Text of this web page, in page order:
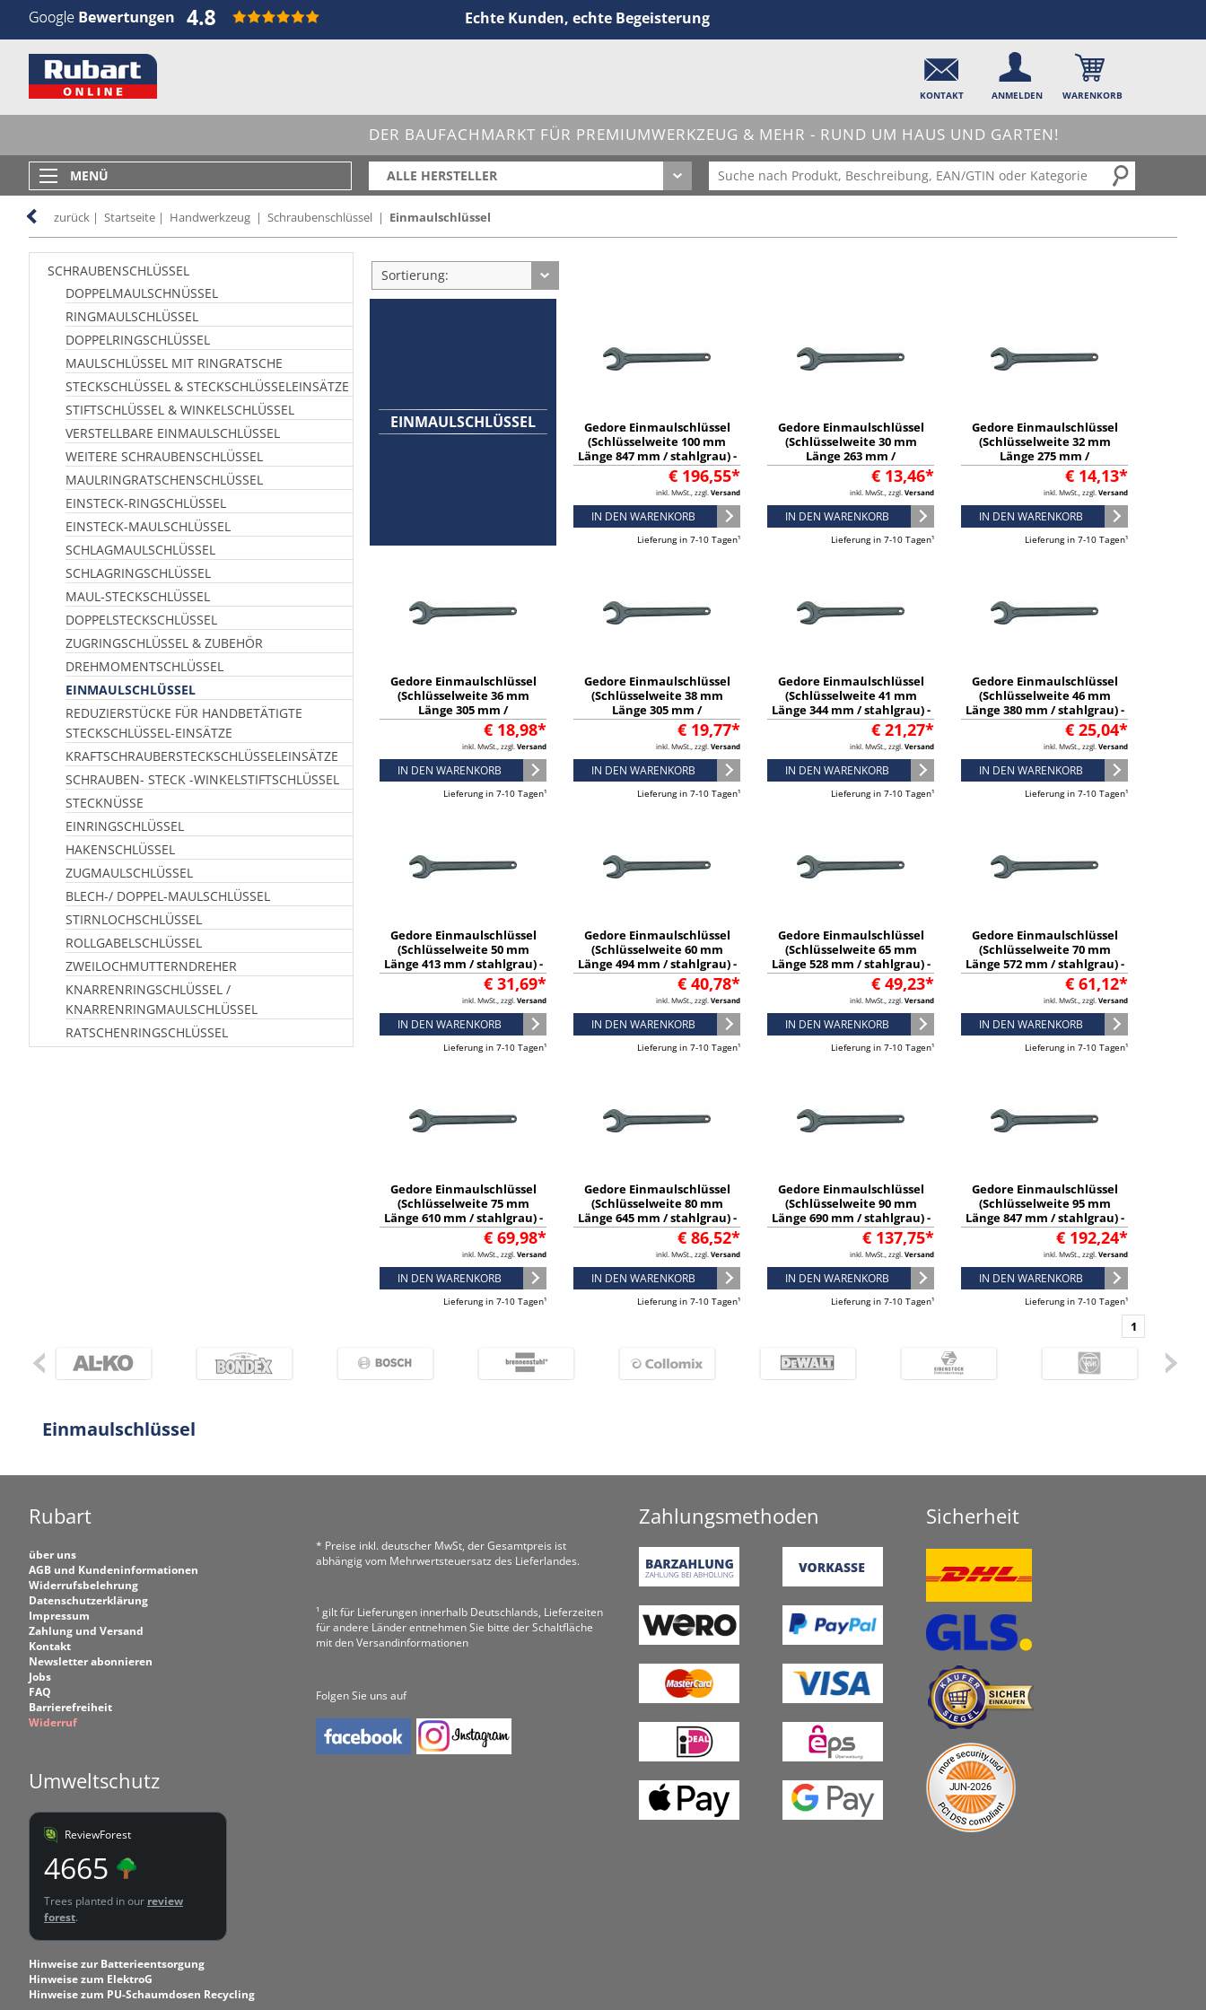
Echte Kunden, echte Begeisterung
KONTAKT ANMELDEN WARENKORB
DER BAUFACHMARKT FÜR PREMIUMWERKZEUG & MEHR - RUND UM HAUS UND GARTEN!
MENÜ ALLE HERSTELLER
zurück | Startseite | Handwerkzeug | Schraubenschlüssel | Einmaulschlüssel
SCHRAUBENSCHLÜSSEL
DOPPELMAULSCHNÜSSEL
RINGMAULSCHLÜSSEL
DOPPELRINGSCHLÜSSEL
MAULSCHLÜSSEL MIT RINGRATSCHE
STECKSCHLÜSSEL & STECKSCHLÜSSEL­EINSÄTZE
STIFTSCHLÜSSEL & WINKELSCHLÜSSEL
VERSTELLBARE EINMAULSCHLÜSSEL
WEITERE SCHRAUBENSCHLÜSSEL
MAULRINGRATSCHENSCHLÜSSEL
EINSTECK-RINGSCHLÜSSEL
EINSTECK-MAULSCHLÜSSEL
SCHLAGMAULSCHLÜSSEL
SCHLAGRINGSCHLÜSSEL
MAUL-STECKSCHLÜSSEL
DOPPELSTECKSCHLÜSSEL
ZUGRINGSCHLÜSSEL & ZUBEHÖR
DREHMOMENTSCHLÜSSEL
EINMAULSCHLÜSSEL
REDUZIERSTÜCKE FÜR HANDBETÄTIGTE
STECKSCHLÜSSEL-EINSÄTZE
KRAFTSCHRAUBERSTECKSCHLÜSSELEINSÄTZE
SCHRAUBEN- STECK -WINKELSTIFTSCHLÜSSEL
STECKNÜSSE
EINRINGSCHLÜSSEL
HAKENSCHLÜSSEL
ZUGMAULSCHLÜSSEL
BLECH-/ DOPPEL-MAULSCHLÜSSEL
STIRNLOCHSCHLÜSSEL
ROLLGABELSCHLÜSSEL
ZWEILOCHMUTTERNDREHER
KNARRENRINGSCHLÜSSEL /
KNARRENRINGMAULSCHLÜSSEL
RATSCHENRINGSCHLÜSSEL
Sortierung:
EINMAULSCHLÜSSEL
Gedore Einmaulschlüssel
(Schlüsselweite 100 mm
Länge 847 mm / stahlgrau) -
6578240€ 196,55*
inkl. MwSt., zzgl. Versand
IN DEN WARENKORB
Lieferung in 7-10 Tagen¹
Gedore Einmaulschlüssel
(Schlüsselweite 30 mm
Länge 263 mm /
phosphatiert) - 6576380
€ 13,46*
inkl. MwSt., zzgl. Versand
IN DEN WARENKORB
Lieferung in 7-10 Tagen¹
Gedore Einmaulschlüssel
(Schlüsselweite 32 mm
Länge 275 mm /
phosphatiert) - 6576540
€ 14,13*
inkl. MwSt., zzgl. Versand
IN DEN WARENKORB
Lieferung in 7-10 Tagen¹
Gedore Einmaulschlüssel
(Schlüsselweite 36 mm
Länge 305 mm /
phosphatiert) - 6576700
€ 18,98*
inkl. MwSt., zzgl. Versand
IN DEN WARENKORB
Lieferung in 7-10 Tagen¹
Gedore Einmaulschlüssel
(Schlüsselweite 38 mm
Länge 305 mm /
phosphatiert) - 6576890
€ 19,77*
inkl. MwSt., zzgl. Versand
IN DEN WARENKORB
Lieferung in 7-10 Tagen¹
Gedore Einmaulschlüssel
(Schlüsselweite 41 mm
Länge 344 mm / stahlgrau) -
6576970€ 21,27*
inkl. MwSt., zzgl. Versand
IN DEN WARENKORB
Lieferung in 7-10 Tagen¹
Gedore Einmaulschlüssel
(Schlüsselweite 46 mm
Länge 380 mm / stahlgrau) -
6577000€ 25,04*
inkl. MwSt., zzgl. Versand
IN DEN WARENKORB
Lieferung in 7-10 Tagen¹
Gedore Einmaulschlüssel
(Schlüsselweite 50 mm
Länge 413 mm / stahlgrau) -
6577190€ 31,69*
inkl. MwSt., zzgl. Versand
IN DEN WARENKORB
Lieferung in 7-10 Tagen¹
Gedore Einmaulschlüssel
(Schlüsselweite 60 mm
Länge 494 mm / stahlgrau) -
6577350€ 40,78*
inkl. MwSt., zzgl. Versand
IN DEN WARENKORB
Lieferung in 7-10 Tagen¹
Gedore Einmaulschlüssel
(Schlüsselweite 65 mm
Länge 528 mm / stahlgrau) -
6577430€ 49,23*
inkl. MwSt., zzgl. Versand
IN DEN WARENKORB
Lieferung in 7-10 Tagen¹
Gedore Einmaulschlüssel
(Schlüsselweite 70 mm
Länge 572 mm / stahlgrau) -
6577510€ 61,12*
inkl. MwSt., zzgl. Versand
IN DEN WARENKORB
Lieferung in 7-10 Tagen¹
Gedore Einmaulschlüssel
(Schlüsselweite 75 mm
Länge 610 mm / stahlgrau) -
6577780€ 69,98*
inkl. MwSt., zzgl. Versand
IN DEN WARENKORB
Lieferung in 7-10 Tagen¹
Gedore Einmaulschlüssel
(Schlüsselweite 80 mm
Länge 645 mm / stahlgrau) -
6577860€ 86,52*
inkl. MwSt., zzgl. Versand
IN DEN WARENKORB
Lieferung in 7-10 Tagen¹
Gedore Einmaulschlüssel
(Schlüsselweite 90 mm
Länge 690 mm / stahlgrau) -
6578080€ 137,75*
inkl. MwSt., zzgl. Versand
IN DEN WARENKORB
Lieferung in 7-10 Tagen¹
Gedore Einmaulschlüssel
(Schlüsselweite 95 mm
Länge 847 mm / stahlgrau) -
6578160€ 192,24*
inkl. MwSt., zzgl. Versand
IN DEN WARENKORB
Lieferung in 7-10 Tagen¹
1
Einmaulschlüssel
Rubart
über uns
AGB und Kundeninformationen
Widerrufsbelehrung
Datenschutzerklärung
Impressum
Zahlung und Versand
Kontakt
Newsletter abonnieren
Jobs
FAQ
Barrierefreiheit
Widerruf
Umweltschutz
ReviewForest
4665
Trees planted in our review
forest.
Hinweise zur Batterieentsorgung
Hinweise zum ElektroG
Hinweise zum PU-Schaumdosen Recycling
* Preise inkl. deutscher MwSt, der Gesamtpreis ist
abhängig vom Mehrwertsteuersatz des Lieferlandes.
¹ gilt für Lieferungen innerhalb Deutschlands, Lieferzeiten
für andere Länder entnehmen Sie bitte der Schaltfläche
mit den Versandinformationen
Folgen Sie uns auf
Zahlungsmethoden Sicherheit